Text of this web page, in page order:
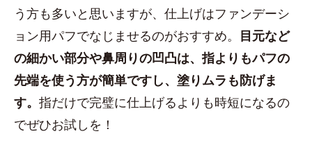
う方も多いと思いますが、仕上げはファンデーシ
ョン用パフでなじませるのがおすすめ。 目元など
の細かい部分や鼻周りの凹凸は、指よりもパフの
先端を使う方が簡単ですし、塗りムラも防げま
す。 指だけで完璧に仕上げるよりも時短になるの
でぜひお試しを！